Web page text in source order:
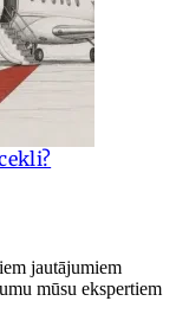
jautājumiem
mūsu ekspertiem